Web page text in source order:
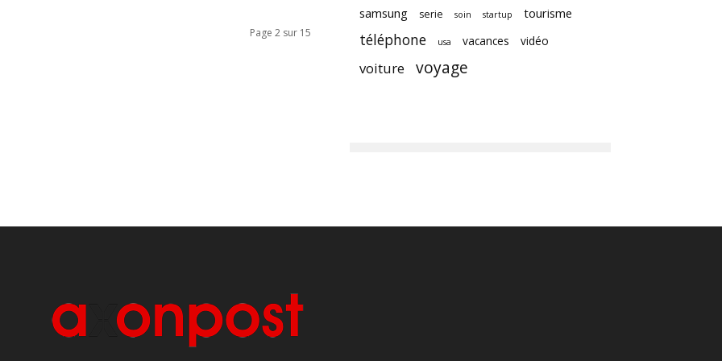
Page 2 sur 15
samsung serie soin startup tourisme
téléphone usa vacances vidéo
voiture voyage